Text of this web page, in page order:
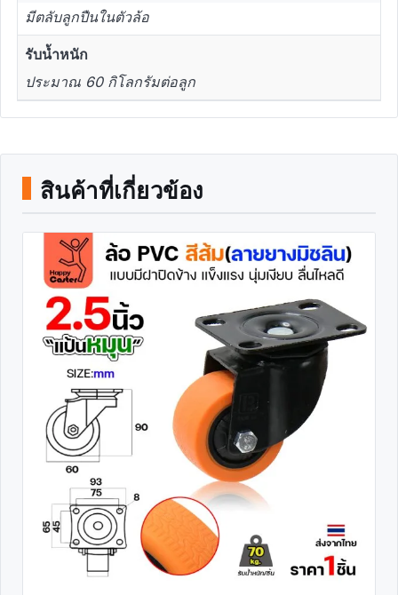
มีตลับลูกปืนในตัวล้อ
รับน้ำหนัก
ประมาณ 60 กิโลกรัมต่อลูก
สินค้าที่เกี่ยวข้อง